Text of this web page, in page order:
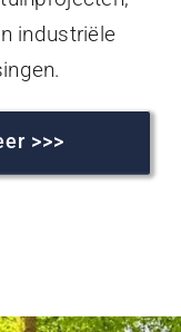
industriële
>>>